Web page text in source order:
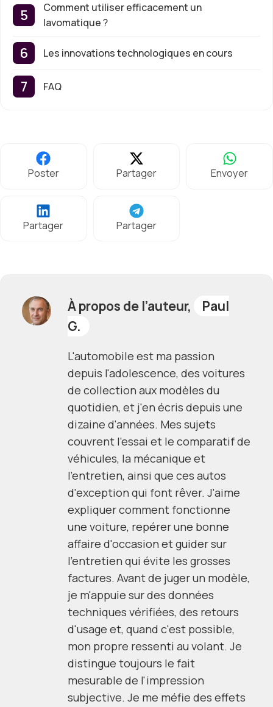
Comment utiliser efficacement un
lavomatique ?
Les innovations technologiques en cours
FAQ
Poster Partager Envoyer
Partager Partager
À propos de l’auteur,
Paul
G.
L'automobile est ma passion
depuis l'adolescence, des voitures
de collection aux modèles du
quotidien, et j'en écris depuis une
dizaine d'années. Mes sujets
couvrent l'essai et le comparatif de
véhicules, la mécanique et
l'entretien, ainsi que ces autos
d'exception qui font rêver. J'aime
expliquer comment fonctionne
une voiture, repérer une bonne
affaire d'occasion et guider sur
l'entretien qui évite les grosses
factures. Avant de juger un modèle,
je m'appuie sur des données
techniques vérifiées, des retours
d'usage et, quand c'est possible,
mon propre ressenti au volant. Je
distingue toujours le fait
mesurable de l'impression
subjective. Je me méfie des effets